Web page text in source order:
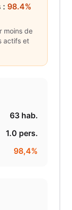
: 98.4%
moins de
actifs et
63 hab.
1.0 pers.
98,4%